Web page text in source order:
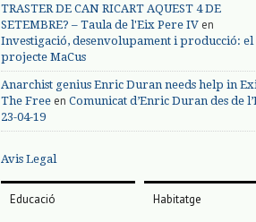
TRASTER DE CAN RICART AQUEST 4 DE
SETEMBRE? – Taula de l'Eix Pere IV en
Investigació, desenvolupament i producció: el
projecte MaCus
Anarchist genius Enric Duran needs help in
The Free en Comunicat d’Enric Duran des de
23-04-19
Avis Legal
Educació Habitatge